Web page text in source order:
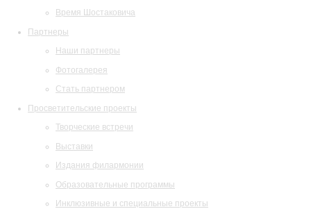
Время Шостаковича
Партнеры
Наши партнеры
Фотогалерея
Стать партнером
Просветительские проекты
Творческие встречи
Выставки
Издания филармонии
Образовательные программы
Инклюзивные и специальные проекты